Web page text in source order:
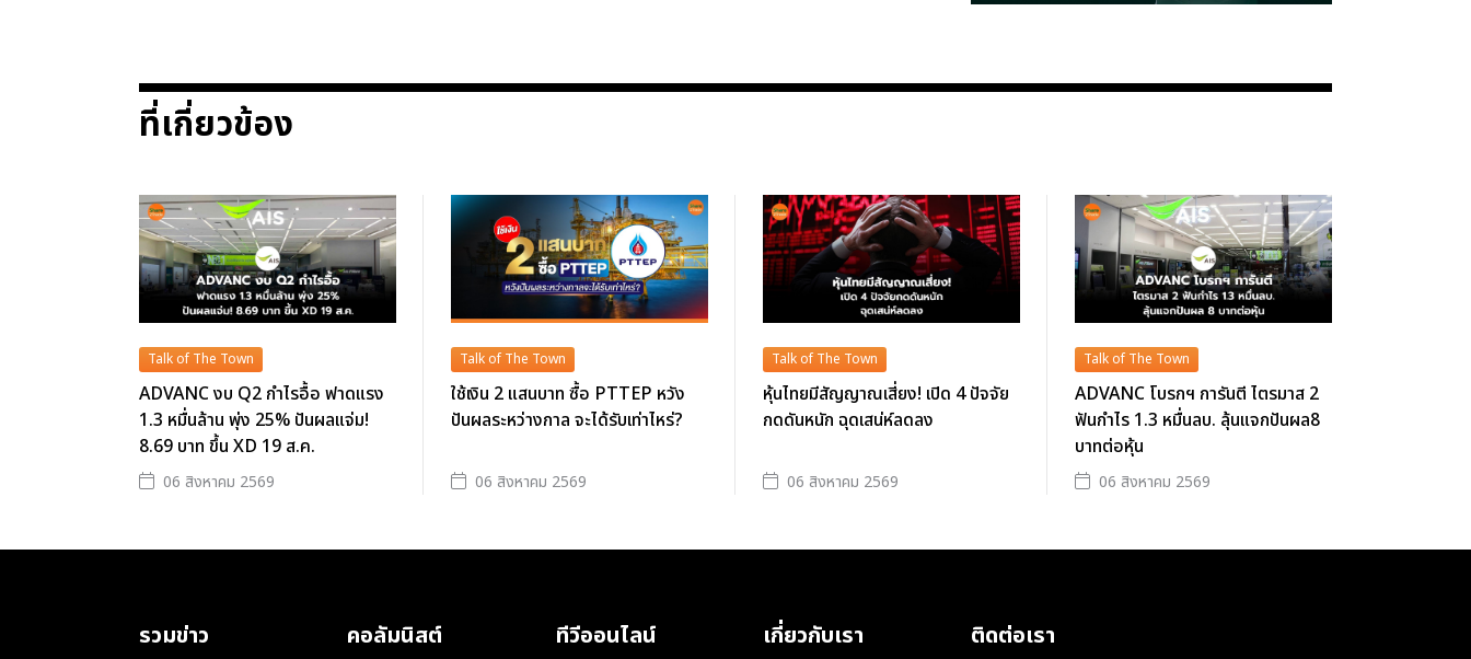
ที่เกี่ยวข้อง
Talk of The Town
ADVANC งบ Q2 กำไรอื้อ ฟาดแรง
1.3 หมื่นล้าน พุ่ง 25% ปันผลแจ่ม!
8.69 บาท ขึ้น XD 19 ส.ค.
06 สิงหาคม 2569
Talk of The Town
ใช้เงิน 2 แสนบาท ซื้อ PTTEP หวัง
ปันผลระหว่างกาล จะได้รับเท่าไหร่?
06 สิงหาคม 2569
Talk of The Town
หุ้นไทยมีสัญญาณเสี่ยง! เปิด 4 ปัจจัย
กดดันหนัก ฉุดเสน่ห์ลดลง
06 สิงหาคม 2569
Talk of The Town
ADVANC โบรกฯ การันตี ไตรมาส 2
ฟันกำไร 1.3 หมื่นลบ. ลุ้นแจกปันผล8
บาทต่อหุ้น
06 สิงหาคม 2569
รวมข่าว คอลัมนิสต์ ทีวีออนไลน์ เกี่ยวกับเรา ติดต่อเรา